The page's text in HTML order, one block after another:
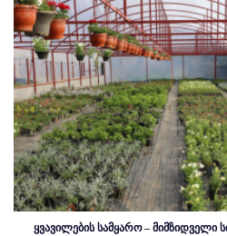
ყვავილების სამყარო – მიმზიდველი